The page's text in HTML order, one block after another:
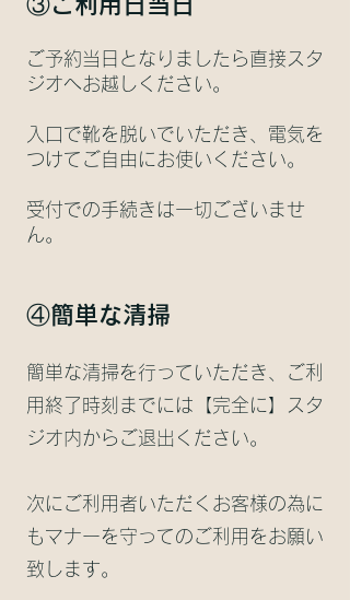
ご予約当日となりましたら直接スタ
ジオへお越しください。
入口で靴を脱いでいただき、電気を
つけてご自由にお使いください。
受付での手続きは一切ございませ
ん。
​④簡単な清掃
簡単な清掃を行っていただき、ご利
用終了時刻までには【完全に】スタ
ジオ内からご退出ください。
次にご利用者いただくお客様の為に
もマナーを守ってのご利 用をお願い
致します。